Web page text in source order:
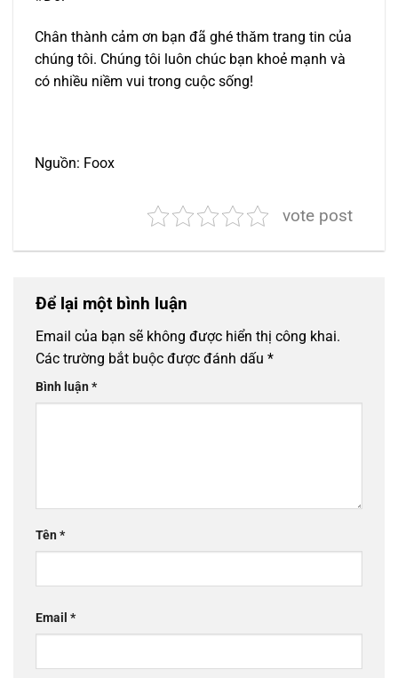
Chân thành cảm ơn bạn đã ghé thăm trang tin của
chúng tôi. Chúng tôi luôn chúc bạn khoẻ mạnh và
có nhiều niềm vui trong cuộc sống!
Nguồn: Foox
vote post
Để lại một bình luận
Email của bạn sẽ không được hiển thị công khai.
Các trường bắt buộc được đánh dấu *
Bình luận*
Tên*
Email *